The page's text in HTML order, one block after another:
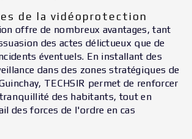
de la vidéoprotection
offre de nombreux avantages, tant
des actes délictueux que de
éventuels. En installant des
dans des zones stratégiques de
TECHSIR permet de renforcer
des habitants, tout en
des forces de l'ordre en cas